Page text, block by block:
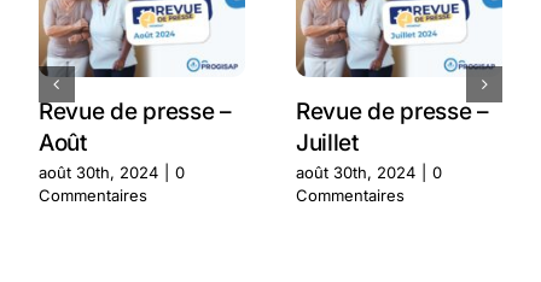
Revue de presse –
Août
août 30th, 2024
0
Commentaires
Revue de presse –
Juillet
août 30th, 2024
0
Commentaires